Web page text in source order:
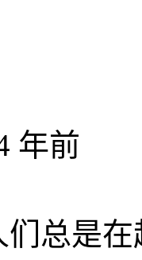
年前
总是